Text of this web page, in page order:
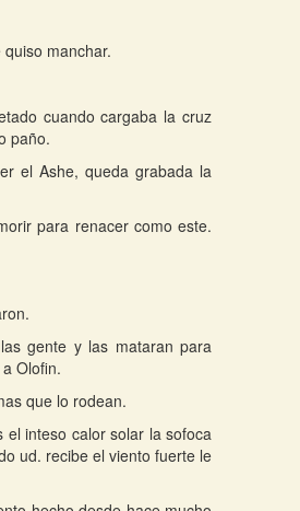
manchar.
cuando cargaba la cruz
paño.
el Ashe, queda grabada la
para renacer como este.
gente y las mataran para
Olofin.
que lo rodean.
inteso calor solar la sofoca
ud. recibe el viento fuerte le